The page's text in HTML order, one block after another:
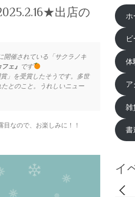
出店の
開催されている「サクラノキ
ェ』 です
」を受賞したそうです。多世
とのこと。うれしいニュー
目なので、お楽しみに！！
ホ
体
雑
書
イ